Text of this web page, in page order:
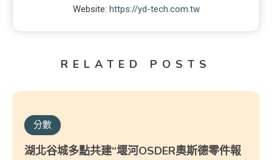
Website: https://yd-tech.com.tw
RELATED POSTS
分數
湖北谷城多點共建“堰河OSDER奧斯德零件報